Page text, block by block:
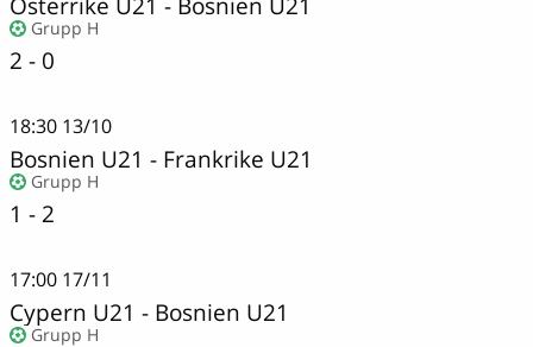
Grupp H
2 - 0
18:30 13/10
Bosnien U21 - Frankrike U21
Grupp H
1 - 2
17:00 17/11
Cypern U21 - Bosnien U21
Grupp H